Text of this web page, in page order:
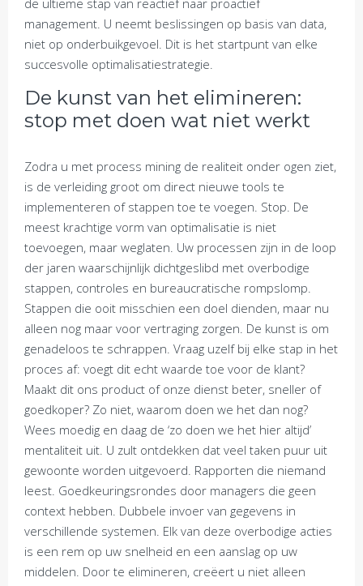
de ultieme stap van reactief naar proactief
management. U neemt beslissingen op basis van data,
niet op onderbuikgevoel. Dit is het startpunt van elke
succesvolle optimalisatiestrategie.
De kunst van het elimineren:
stop met doen wat niet werkt
Zodra u met process mining de realiteit onder ogen ziet,
is de verleiding groot om direct nieuwe tools te
implementeren of stappen toe te voegen. Stop. De
meest krachtige vorm van optimalisatie is niet
toevoegen, maar weglaten. Uw processen zijn in de loop
der jaren waarschijnlijk dichtgeslibd met overbodige
stappen, controles en bureaucratische rompslomp.
Stappen die ooit misschien een doel dienden, maar nu
alleen nog maar voor vertraging zorgen. De kunst is om
genadeloos te schrappen. Vraag uzelf bij elke stap in het
proces af: voegt dit echt waarde toe voor de klant?
Maakt dit ons product of onze dienst beter, sneller of
goedkoper? Zo niet, waarom doen we het dan nog?
Wees moedig en daag de ‘zo doen we het hier altijd’
mentaliteit uit. U zult ontdekken dat veel taken puur uit
gewoonte worden uitgevoerd. Rapporten die niemand
leest. Goedkeuringsrondes door managers die geen
context hebben. Dubbele invoer van gegevens in
verschillende systemen. Elk van deze overbodige acties
is een rem op uw snelheid en een aanslag op uw
middelen. Door te elimineren, creëert u niet alleen